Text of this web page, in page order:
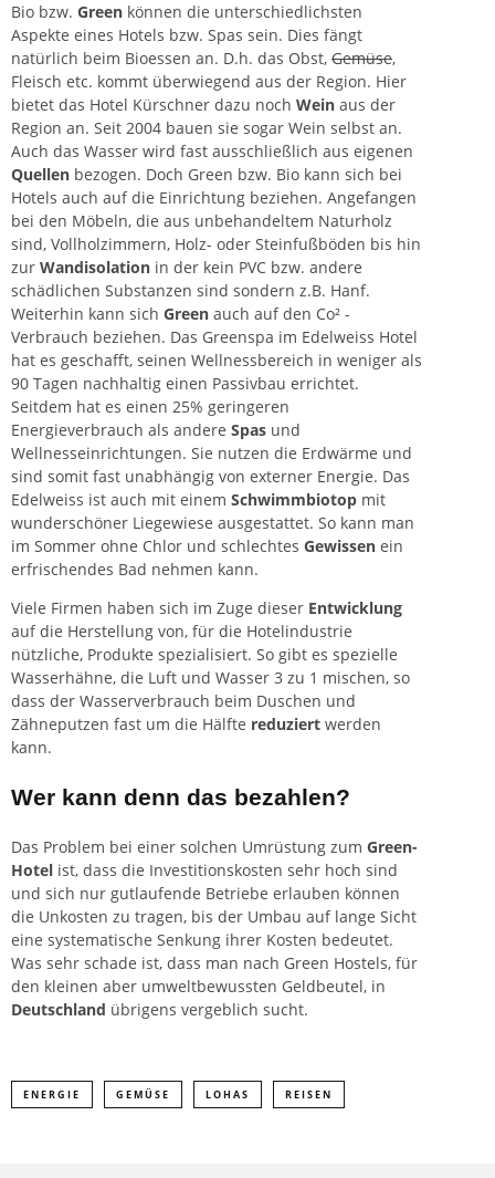
Bio bzw. Green können die unterschiedlichsten
Aspekte eines Hotels bzw. Spas sein. Dies fängt
natürlich beim Bioessen an. D.h. das Obst, Gemüse,
Fleisch etc. kommt überwiegend aus der Region. Hier
bietet das Hotel Kürschner dazu noch Wein aus der
Region an. Seit 2004 bauen sie sogar Wein selbst an.
Auch das Wasser wird fast ausschließlich aus eigenen
Quellen bezogen. Doch Green bzw. Bio kann sich bei
Hotels auch auf die Einrichtung beziehen. Angefangen
bei den Möbeln, die aus unbehandeltem Naturholz
sind, Vollholzimmern, Holz- oder Steinfußböden bis hin
zur Wandisolation in der kein PVC bzw. andere
schädlichen Substanzen sind sondern z.B. Hanf.
Weiterhin kann sich Green auch auf den Co² -
Verbrauch beziehen. Das Greenspa im Edelweiss Hotel
hat es geschafft, seinen Wellnessbereich in weniger als
90 Tagen nachhaltig einen Passivbau errichtet.
Seitdem hat es einen 25% geringeren
Energieverbrauch als andere Spas und
Wellnesseinrichtungen. Sie nutzen die Erdwärme und
sind somit fast unabhängig von externer Energie. Das
Edelweiss ist auch mit einem Schwimmbiotop mit
wunderschöner Liegewiese ausgestattet. So kann man
im Sommer ohne Chlor und schlechtes Gewissen ein
erfrischendes Bad nehmen kann.
Viele Firmen haben sich im Zuge dieser Entwicklung
auf die Herstellung von, für die Hotelindustrie
nützliche, Produkte spezialisiert. So gibt es spezielle
Wasserhähne, die Luft und Wasser 3 zu 1 mischen, so
dass der Wasserverbrauch beim Duschen und
Zähneputzen fast um die Hälfte reduziert werden
kann.
Wer kann denn das bezahlen?
Das Problem bei einer solchen Umrüstung zum Green-
Hotel ist, dass die Investitionskosten sehr hoch sind
und sich nur gutlaufende Betriebe erlauben können
die Unkosten zu tragen, bis der Umbau auf lange Sicht
eine systematische Senkung ihrer Kosten bedeutet.
Was sehr schade ist, dass man nach Green Hostels, für
den kleinen aber umweltbewussten Geldbeutel, in
Deutschland übrigens vergeblich sucht.
ENERGIE GEMÜSE LOHAS REISEN